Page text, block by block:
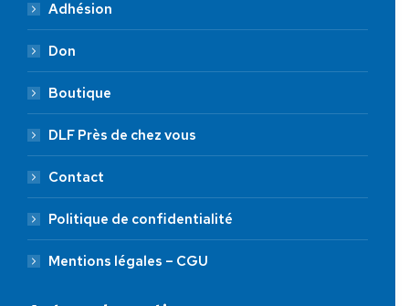
Adhésion
Don
Boutique
DLF Près de chez vous
Contact
Politique de confidentialité
Mentions légales – CGU